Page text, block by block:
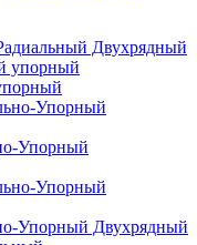
Двухрядный
Упорный
Упорный Двухрядный